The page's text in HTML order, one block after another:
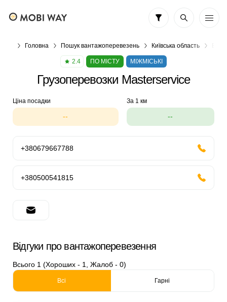
Головна Пошук вантажоперевезень Київська область
2.4 ПО МІСТУ МІЖМІСЬКІ
Грузоперевозки Masterservice
Ціна посадки
--
За 1 км
--
+380679667788
+380500541815
Відгуки про вантажоперевезення
Всього 1 (Хороших - 1, Жалоб - 0)
Всі Гарні